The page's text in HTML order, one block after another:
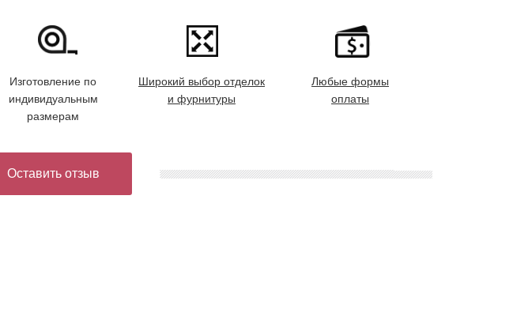
Изготовление по
индивидуальным
размерам
Широкий выбор отделок
и фурнитуры
Любые формы
оплаты
Оставить отзыв